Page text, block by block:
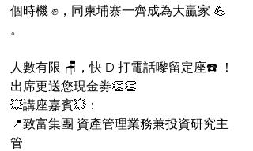
個時機 ✊，同柬埔寨一齊成為大贏家 💪
。
人數有限 🪑，快 D 打電話嚟留定座☎️ ！
出席更送您現金劵👏👏
💥講座嘉賓💥：
📍致富集團 資產管理業務兼投資研究主
管